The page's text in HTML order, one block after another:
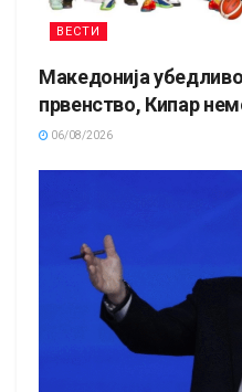
ВЕСТИ
Македонија
првенство, Кипар
06/08/2026